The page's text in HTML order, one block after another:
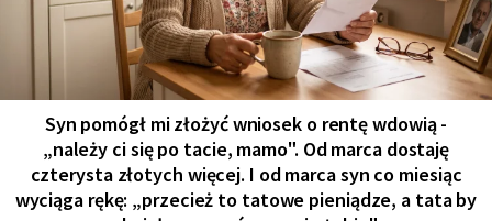
Syn pomógł mi złożyć wniosek o rentę wdowią -
„należy ci się po tacie, mamo". Od marca dostaję
czterysta złotych więcej. I od marca syn co miesiąc
wyciąga rękę: „przecież to tatowe pieniądze, a tata by